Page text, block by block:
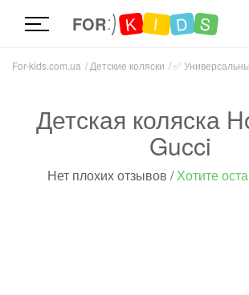
FOR K I D S
For-kids.com.ua Детские коляски ✅
Детская коляска
Gucci
Нет плохих отзывов /Хотите